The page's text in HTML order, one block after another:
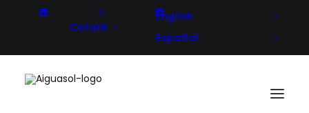
Català
English
Español